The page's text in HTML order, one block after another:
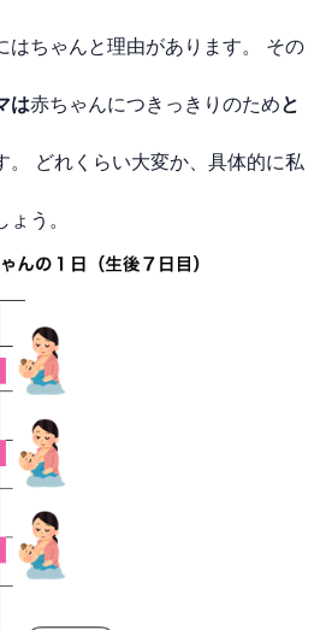
はちゃんと理由があります。 その
は赤ちゃんにつきっきりのためと
。 どれくらい大変か、具体的に私
う。